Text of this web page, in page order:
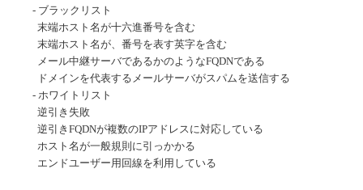
- ブラックリスト
末端ホスト名が十六進番号を含む
末端ホスト名が、番号を表す英字を含む
メール中継サーバであるかのようなFQDNである
ドメインを代表するメールサーバがスパムを送信する
- ホワイトリスト
逆引き失敗
逆引きFQDNが複数のIPアドレスに対応している
ホスト名が一般規則に引っかかる
エンドユーザー用回線を利用している